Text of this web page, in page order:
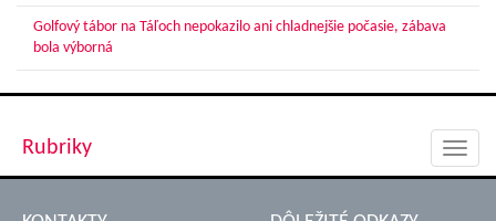
Golfový tábor na Táľoch nepokazilo ani chladnejšie počasie, zábava
bola výborná
Rubriky